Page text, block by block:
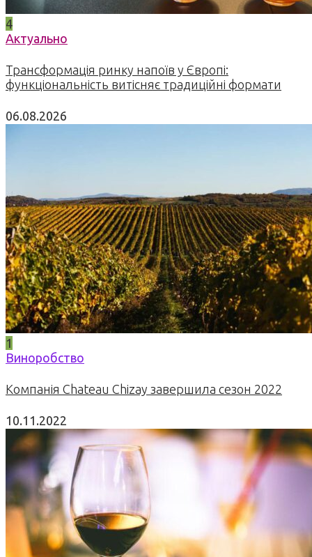
4
Актуально
Трансформація ринку напоїв у Європі:
функціональність витісняє традиційні формати
06.08.2026
1
Виноробство
Компанія Chateau Chizay завершила сезон 2022
10.11.2022